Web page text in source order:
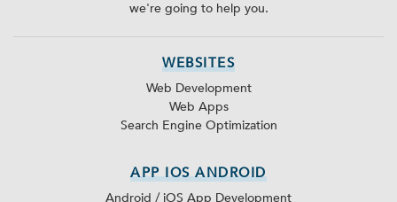
we're going to help you.
WEBSITES
Web Development
Web Apps
Search Engine Optimization
APP IOS ANDROID
Android / iOS App Development